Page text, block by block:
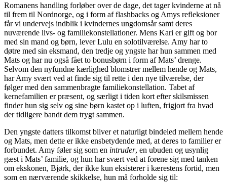
Romanens handling forløber over de dage, det tager kvinderne at nå
til frem til Nordnorge, og i form af flashbacks og Amys refleksioner
får vi undervejs indblik i kvindernes ungdomsår samt deres
nuværende livs- og familiekonstellationer. Mens Kari er gift og bor
med sin mand og børn, lever Lulu en solotilværelse. Amy har to
døtre med sin eksmand, den tredje og yngste har hun sammen med
Mats og har nu også fået to bonusbørn i form af Mats’ drenge.
Selvom den nyfundne kærlighed blomstrer mellem hende og Mats,
har Amy svært ved at finde sig til rette i den nye tilværelse, der
følger med den sammenbragte familiekonstellation. Tabet af
kernefamilien er præsent, og særligt i tiden kort efter skilsmissen
finder hun sig selv og sine børn kastet op i luften, frigjort fra hvad
der tidligere bandt dem trygt sammen.
Den yngste datters tilkomst bliver et naturligt bindeled mellem hende
og Mats, men dette er ikke ensbetydende med, at deres to familier er
forbundet. Amy føler sig som en intruder, en ubuden og usynlig
gæst i Mats’ familie, og hun har svært ved at forene sig med tanken
om ekskonen, Bjørk, der ikke kun eksisterer i kærestens fortid, men
som en nærværende skikkelse, hun må forholde sig til: